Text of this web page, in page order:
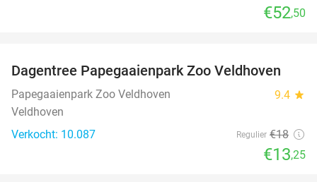
€52,50
26%
Dagentree Papegaaienpark Zoo Veldhoven
Papegaaienpark Zoo Veldhoven 9.4 star
Veldhoven
Verkocht: 10.087
Regulier €18
€13,25